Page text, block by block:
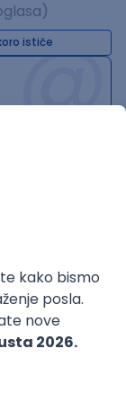
ističe
@
u tvom
pretrage